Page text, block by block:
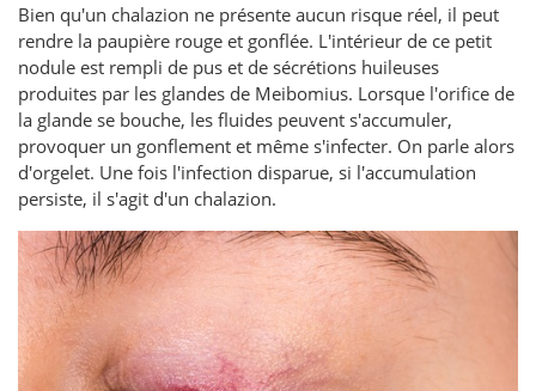
Bien qu'un chalazion ne présente aucun risque réel, il peut
rendre la paupière rouge et gonflée. L'intérieur de ce petit
nodule est rempli de pus et de sécrétions huileuses
produites par les glandes de Meibomius. Lorsque l'orifice de
la glande se bouche, les fluides peuvent s'accumuler,
provoquer un gonflement et même s'infecter. On parle alors
d'orgelet. Une fois l'infection disparue, si l'accumulation
persiste, il s'agit d'un chalazion.